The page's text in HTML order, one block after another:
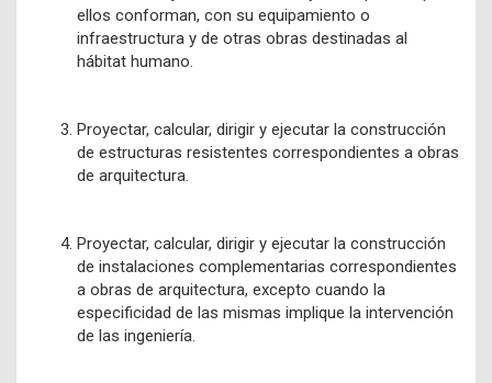
ellos conforman, con su equipamiento o
infraestructura y de otras obras destinadas al
hábitat humano.
Proyectar, calcular, dirigir y ejecutar la construcción
de estructuras resistentes correspondientes a obras
de arquitectura.
Proyectar, calcular, dirigir y ejecutar la construcción
de instalaciones complementarias correspondientes
a obras de arquitectura, excepto cuando la
especificidad de las mismas implique la intervención
de las ingeniería.